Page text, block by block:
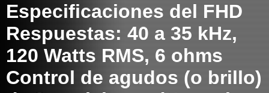
Especificaciones del FHD
Respuestas: 40 a 35 kHz,
120 Watts RMS, 6 ohms
Control de agudos (o brillo)